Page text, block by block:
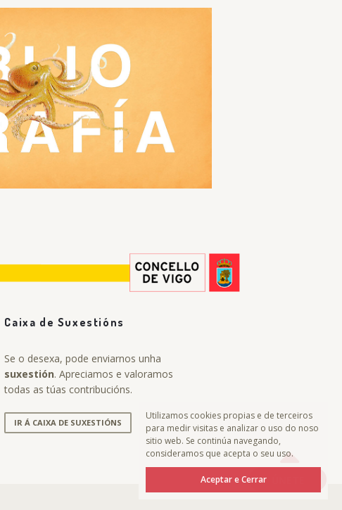
Caixa de Suxestións
Se o desexa, pode enviarnos unha
suxestión. Apreciamos e valoramos
todas as túas contribucións.
IR Á CAIXA DE SUXESTIÓNS
Utilizamos cookies propias e de terceiros
para medir visitas e analizar o uso do noso
sitio web. Se continúa navegando,
consideramos que acepta o seu uso.
Aceptar e Cerrar